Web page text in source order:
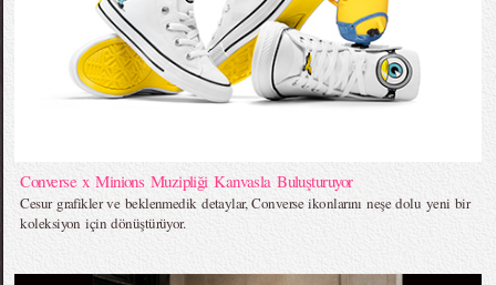
Converse x Minions Muzipliği Kanvasla Buluşturuyor
Cesur grafikler ve beklenmedik detaylar, Converse ikonlarını neşe dolu yeni bir
koleksiyon için dönüştürüyor.